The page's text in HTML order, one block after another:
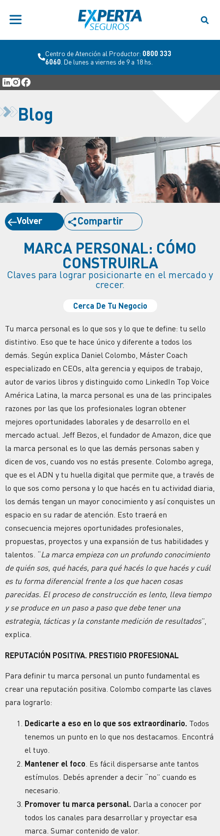
Centro de Atención al Productor: 0800 333
6060 . De lunes a viernes de 9 a 18 hs.
Blog
Volver Compartir
MARCA PERSONAL: CÓMO
CONSTRUIRLA
Claves para lograr posicionarte en el mercado y
crecer.
Cerca De Tu Negocio
Tu marca personal es lo que sos y lo que te define: tu sello
distintivo. Eso que te hace único y diferente a todos los
demás. Según explica Daniel Colombo, Máster Coach
especializado en CEOs, alta gerencia y equipos de trabajo,
autor de varios libros y distinguido como LinkedIn Top Voice
América Latina, la marca personal es una de las principales
razones por las que los profesionales logran obtener
mejores oportunidades laborales y de desarrollo en el
mercado actual. Jeff Bezos, el fundador de Amazon, dice que
la marca personal es lo que las demás personas saben y
dicen de vos, cuando vos no estás presente. Colombo agrega,
que es el ADN y tu huella digital que permite que, a través de
lo que sos como persona y lo que hacés en tu actividad diaria,
los demás tengan un mayor conocimiento y así conquistes un
espacio en su radar de atención. Esto traerá en
consecuencia mejores oportunidades profesionales,
propuestas, proyectos y una expansión de tus habilidades y
talentos. “La marca empieza con un profundo conocimiento
de quién sos, qué hacés, para qué hacés lo que hacés y cuál
es tu forma diferencial frente a los que hacen cosas
parecidas. El proceso de construcción es lento, lleva tiempo
y se produce en un paso a paso que debe tener una
estrategia, tácticas y la constante medición de resultados”,
explica.
REPUTACIÓN POSITIVA. PRESTIGIO PROFESIONAL
Para definir tu marca personal un punto fundamental es
crear una reputación positiva. Colombo comparte las claves
para lograrlo:
Dedicarte a eso en lo que sos extraordinario. Todos
tenemos un punto en lo que nos destacamos. Encontrá
el tuyo.
Mantener el foco . Es fácil dispersarse ante tantos
estímulos. Debés aprender a decir “no” cuando es
necesario.
Promover tu marca personal. Darla a conocer por
todos los canales para desarrollar y proyectar esa
marca. Sumar contenido de valor.